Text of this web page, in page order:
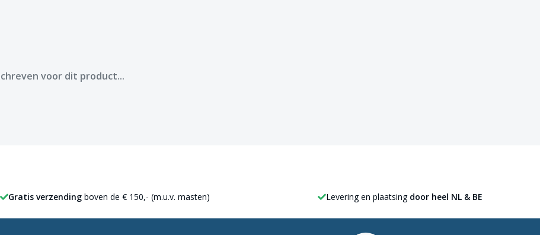
voor dit product...
Gratis verzending boven de € 150,- (m.u.v. masten) Levering en plaatsing door heel NL & BE